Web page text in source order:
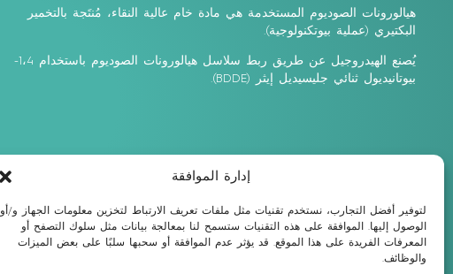
إدارة الموافقة
لتوفير أفضل التجارب، نستخدم تقنيات مثل ملفات تعريف الارتباط لتخزين معلومات الجهاز و/أو
الوصول إليها. الموافقة على هذه التقنيات ستسمح لنا بمعالجة بيانات مثل سلوك التصفح أو
المعرفات الفريدة على هذا الموقع. قد يؤثر عدم الموافقة أو سحبها سلبًا على بعض الميزات
والوظائف.
هيالورونات الصوديوم المستخدمة هي مادة خام عالية النقاء، مُنتَجة بالتخمير
البكتيري (عملية بيوتكنولوجية).
يُصنع الهيدروجيل عن طريق ربط سلاسل هيالورونات الصوديوم باستخدام 1،4-
بيوتانيديول ثنائي جليسيديل إيثر (BDDE).